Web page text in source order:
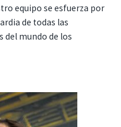
equipo se esfuerza por
de todas las
del mundo de los